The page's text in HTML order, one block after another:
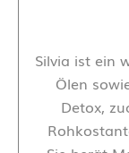
Silvia ist ein
Ölen
Detox,